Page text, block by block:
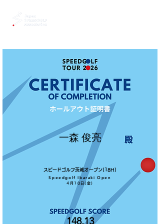
一森 俊亮
スピードゴルフ茨城オープン(18H)
Speedgolf Ibaraki Open
4月10日(金)
148.13